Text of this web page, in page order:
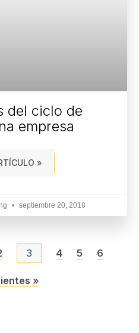
del ciclo de
empresa
»
septiembre 20, 2018
3 4 5 6
»